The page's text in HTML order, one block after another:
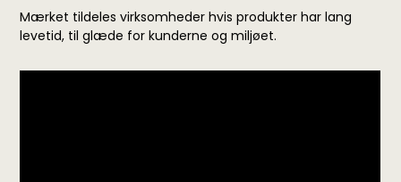
Mærket tildeles virksomheder hvis produkter har lang
levetid, til glæde for kunderne og miljøet.